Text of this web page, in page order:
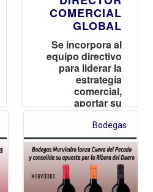
COMERCIAL
GLOBAL
Se incorpora al
equipo directivo
para liderar la
estrategia
comercial,
aportar su
visión
estratégica e
impulsar el
posicionamiento
nacional e
internacional de
la marca
Bodegas